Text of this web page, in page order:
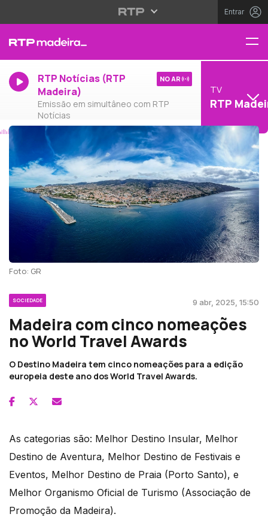
Entrar
RTP Notícias (RTP
Madeira)
Emissão em simultâneo com RTP
Notícias
NO AR
TV
RTP
Foto: GR
SOCIEDADE 9 abr, 2025, 15:50
Madeira com cinco nomeações
no World Travel Awards
O Destino Madeira tem cinco nomeações para a edição
europeia deste ano dos World Travel Awards.
As categorias são: Melhor Destino Insular, Melhor
Destino de Aventura, Melhor Destino de Festivais e
Eventos, Melhor Destino de Praia (Porto Santo), e
Melhor Organismo Oficial de Turismo (Associação de
Promoção da Madeira).